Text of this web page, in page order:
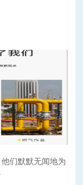
们默默无闻地为